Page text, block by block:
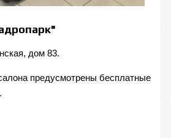
дом 83.
предусмотрены бесплатные